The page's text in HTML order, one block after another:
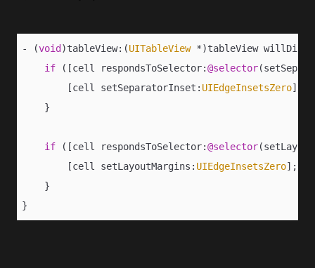
- (void )tableView:(UITableView *)tableView
if ([cell respondsToSelector:@selector
        [cell setSeparatorInset:
UIEdgeInsetsZero];
    }
if ([cell respondsToSelector:@selector
        [cell setLayoutMargins:
UIEdgeInsetsZero];
    }
}